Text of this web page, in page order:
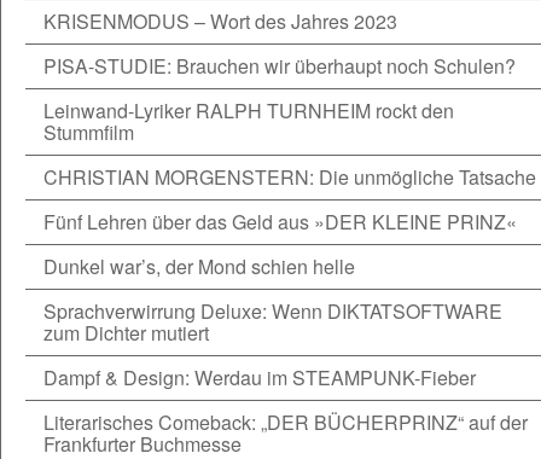
KRISENMODUS – Wort des Jahres 2023
PISA-STUDIE: Brauchen wir überhaupt noch Schulen?
Leinwand-Lyriker RALPH TURNHEIM rockt den
Stummfilm
CHRISTIAN MORGENSTERN: Die unmögliche Tatsache
Fünf Lehren über das Geld aus »DER KLEINE PRINZ«
Dunkel war’s, der Mond schien helle
Sprachverwirrung Deluxe: Wenn DIKTATSOFTWARE
zum Dichter mutiert
Dampf & Design: Werdau im STEAMPUNK-Fieber
Literarisches Comeback: „DER BÜCHERPRINZ“ auf der
Frankfurter Buchmesse